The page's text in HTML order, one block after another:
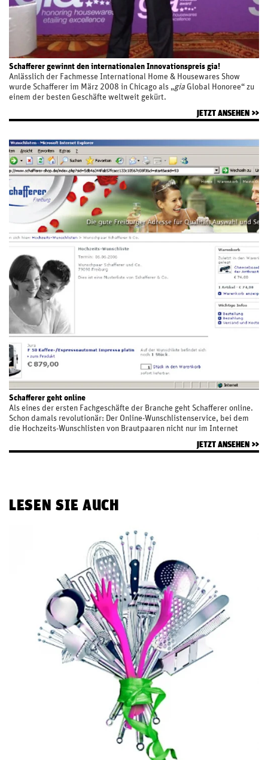
Schafferer gewinnt den internationalen Innovationspreis gia!
Anlässlich der Fachmesse International Home & Housewares Show
wurde Schafferer im März 2008 in Chicago als „gia Global Honoree“ zu
einem der besten Geschäfte weltweit gekürt.
JETZT ANSEHEN
Schafferer geht online
Als eines der ersten Fachgeschäfte der Branche geht Schafferer online.
Schon damals revolutionär: Der Online-Wunschlistenservice, bei dem
die Hochzeits-Wunschlisten von Brautpaaren nicht nur im Internet
JETZT ANSEHEN
LESEN SIE AUCH